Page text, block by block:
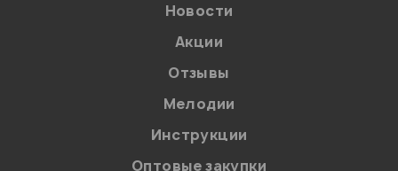
на обработку персональных данных в
Политикой в отношении обработки
персональных данных.
Новости
Акции
Отзывы
Мелодии
Инструкции
Оптовые закупки